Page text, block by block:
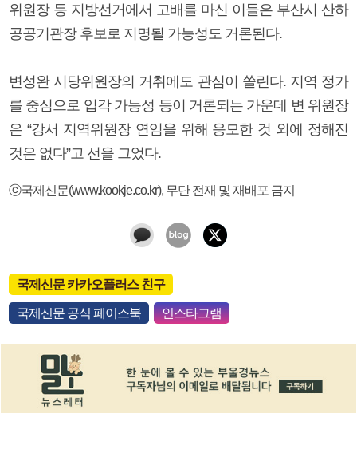
위원장 등 지방선거에서 고배를 마신 이들은 부산시 산하
공공기관장 후보로 지명될 가능성도 거론된다.
변성완 시당위원장의 거취에도 관심이 쏠린다. 지역 정가
를 중심으로 입각 가능성 등이 거론되는 가운데 변 위원장
은 “강서 지역위원장 연임을 위해 응모한 것 외에 정해진
것은 없다”고 선을 그었다.
ⓒ국제신문(www.kookje.co.kr), 무단 전재 및 재배포 금지
국제신문 카카오플러스 친구
국제신문 공식 페이스북 인스타그램